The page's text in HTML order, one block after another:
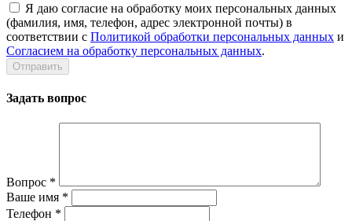
Я даю согласие на обработку моих персональных данных
(фамилия, имя, телефон, адрес электронной почты) в
соответствии с Политикой обработки персональных данных и
Согласием на обработку персональных данных.
Задать вопрос
Вопрос *
Ваше имя *
Телефон *